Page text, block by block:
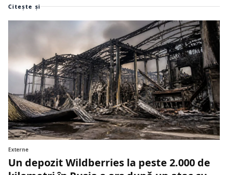
Citește și
Externe
Un depozit Wildberries la peste 2.000 de